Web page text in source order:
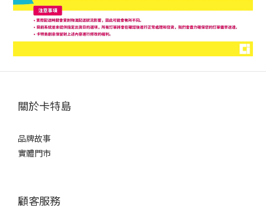
關於卡特島
品牌故事
實體門市
顧客服務